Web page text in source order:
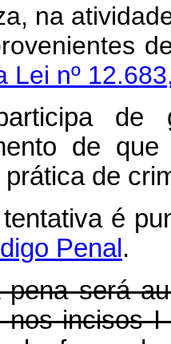
na
Lei nº
de
de
prática de
tentativa é
Penal .
pena será
nos incisos